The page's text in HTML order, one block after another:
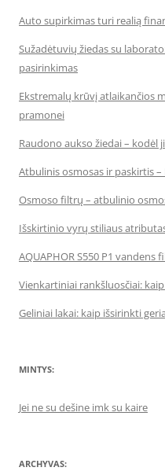
Auto supirkimas turi realią
Sužadėtuvių žiedas su
pasirinkimas
Ekstremalų krūvį atlaikančios
pramonei
Raudono aukso žiedai – kodėl
Atbulinis osmosas ir paskirtis –
Osmoso filtrų – atbulinio
Išskirtinio vyrų stiliaus
AQUAPHOR S550 P1 vandens
Vienkartiniai rankšluosčiai:
Geliniai lakai: kaip išsirinkti
MINTYS:
Jei ne su dešine imk su kaire
ARCHYVAS: